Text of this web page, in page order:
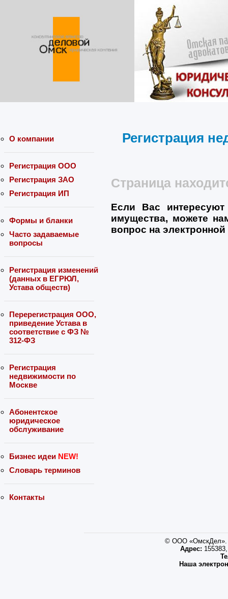
О компании
Регистрация ООО
Регистрация ЗАО
Регистрация ИП
Формы и бланки
Часто задаваемые
вопросы
Регистрация изменений
(данных в ЕГРЮЛ,
Устава обществ)
Перерегистрация ООО,
приведение Устава в
соответствие с ФЗ №
312-ФЗ
Регистрация
недвижимости по
Москве
Абонентское
юридическое
обслуживание
Бизнес идеи NEW!
Словарь терминов
Контакты
Регистрация
Страница
Если Вас
имущества, можете
вопрос на электронной
© ООО «ОмскДел».
Адрес:
Наша